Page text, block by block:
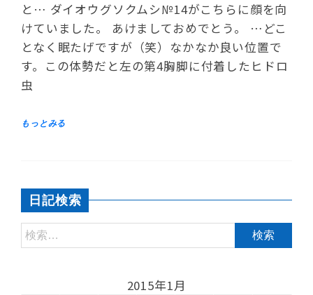
と… ダイオウグソクムシ№14がこちらに顔を向
けていました。 あけましておめでとう。 …どこ
となく眠たげですが（笑）なかなか良い位置で
す。この体勢だと左の第4胸脚に付着したヒドロ
虫
日記検索
2015年1月